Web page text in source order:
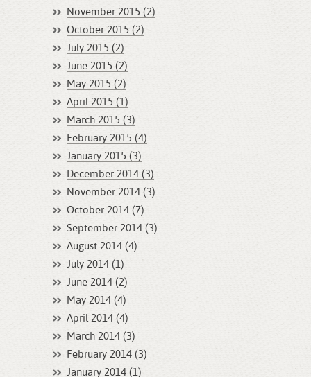
November 2015 (2)
October 2015 (2)
July 2015 (2)
June 2015 (2)
May 2015 (2)
April 2015 (1)
March 2015 (3)
February 2015 (4)
January 2015 (3)
December 2014 (3)
November 2014 (3)
October 2014 (7)
September 2014 (3)
August 2014 (4)
July 2014 (1)
June 2014 (2)
May 2014 (4)
April 2014 (4)
March 2014 (3)
February 2014 (3)
January 2014 (1)